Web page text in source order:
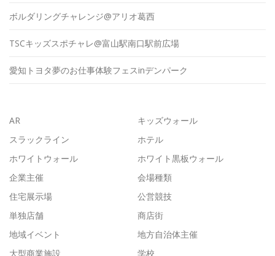
ボルダリングチャレンジ@アリオ葛西
TSCキッズスポチャレ@富山駅南口駅前広場
愛知トヨタ夢のお仕事体験フェスinデンパーク
AR
キッズウォール
スラックライン
ホテル
ホワイトウォール
ホワイト黒板ウォール
企業主催
会場種類
住宅展示場
公営競技
単独店舗
商店街
地域イベント
地方自治体主催
大型商業施設
学校